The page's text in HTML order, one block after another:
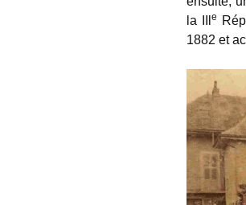
la IIl
e
1882 et